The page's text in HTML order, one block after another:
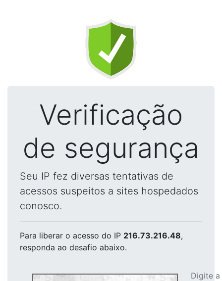
Verificação
de segurança
Seu IP fez diversas tentativas de
acessos suspeitos a sites hospedados
conosco.
Para liberar o acesso do IP 216.73.216.48,
responda ao desafio abaixo.
Digite